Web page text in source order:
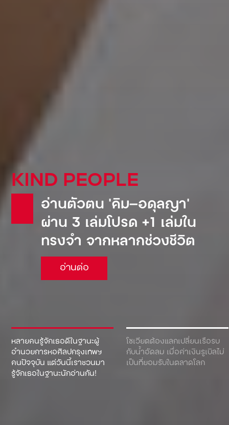
หลายคนรู้จักเธอดีในฐานะผู้
อำนวยการหอศิลปกรุงเทพฯ
คนปัจจุบัน แต่วันนี้เราชวนมา
รู้จักเธอในฐานะนักอ่านกัน!
โซเวียตต้องแลกเปลี่ยนเรือรบ
กับน้ำอัดลม เมื่อค่าเงินรูเบิลไม่
เป็นที่ยอมรับในตลาดโลก
KIND PEOPLE
อ่านตัวตน ‘คิม—อดุลญา’
ผ่าน 3 เล่มโปรด +1 เล่มใน
ทรงจำ จากหลากช่วงชีวิต
อ่านต่อ